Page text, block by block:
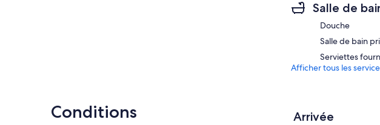
Salle de
Douche
Salle de bain
Serviettes
Afficher tous les
Conditions Arrivée